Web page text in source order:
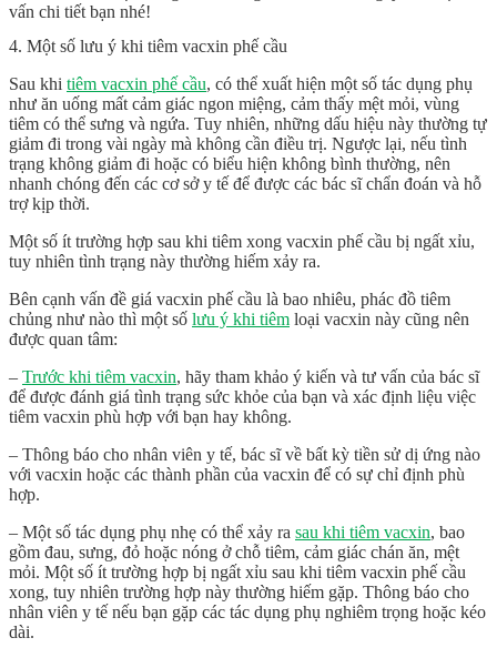
vấn chi tiết bạn nhé!
4. Một số lưu ý khi tiêm vacxin phế cầu
Sau khi tiêm vacxin phế cầu, có thể xuất hiện một số tác dụng phụ
như ăn uống mất cảm giác ngon miệng, cảm thấy mệt mỏi, vùng
tiêm có thể sưng và ngứa. Tuy nhiên, những dấu hiệu này thường tự
giảm đi trong vài ngày mà không cần điều trị. Ngược lại, nếu tình
trạng không giảm đi hoặc có biểu hiện không bình thường, nên
nhanh chóng đến các cơ sở y tế để được các bác sĩ chẩn đoán và hỗ
trợ kịp thời.
Một số ít trường hợp sau khi tiêm xong vacxin phế cầu bị ngất xỉu,
tuy nhiên tình trạng này thường hiếm xảy ra.
Bên cạnh vấn đề giá vacxin phế cầu là bao nhiêu, phác đồ tiêm
chủng như nào thì một số lưu ý khi tiêm loại vacxin này cũng nên
được quan tâm:
– Trước khi tiêm vacxin, hãy tham khảo ý kiến ​​và tư vấn của bác sĩ
để được đánh giá tình trạng sức khỏe của bạn và xác định liệu việc
tiêm vacxin phù hợp với bạn hay không.
– Thông báo cho nhân viên y tế, bác sĩ về bất kỳ tiền sử dị ứng nào
với vacxin hoặc các thành phần của vacxin để có sự chỉ định phù
hợp.
– Một số tác dụng phụ nhẹ có thể xảy ra sau khi tiêm vacxin, bao
gồm đau, sưng, đỏ hoặc nóng ở chỗ tiêm, cảm giác chán ăn, mệt
mỏi. Một số ít trường hợp bị ngất xỉu sau khi tiêm vacxin phế cầu
xong, tuy nhiên trường hợp này thường hiếm gặp. Thông báo cho
nhân viên y tế nếu bạn gặp các tác dụng phụ nghiêm trọng hoặc kéo
dài.